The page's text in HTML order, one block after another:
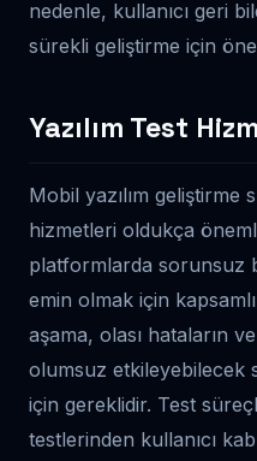
nedenle, kullanıcı geri
sürekli geliştirme için
Yazılım Test
Mobil yazılım geliştirme
hizmetleri oldukça
platformlarda sorunsuz
emin olmak için
aşama, olası hataların
olumsuz etkileyebilecek
için gereklidir. Test
testlerinden kullanıcı